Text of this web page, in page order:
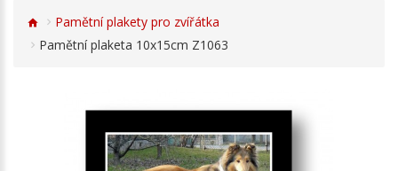
Pamětní plakety pro zvířátka
Pamětní plaketa 10x15cm Z1063